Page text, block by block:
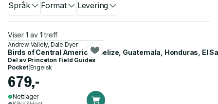
Språk Format Levering
Viser 1 av 1 treff
Andrew Vallely, Dale Dyer
Birds of Central America – Belize, Guatemala, Honduras, El
Del av Princeton Field Guides
Pocket| Engelsk
679,-
Nettlager